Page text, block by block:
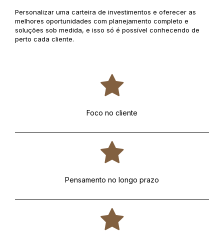
Personalizar uma carteira de investimentos e oferecer as
melhores oportunidades com planejamento completo e
soluções sob medida, e isso só é possível conhecendo de
perto cada cliente.
Foco no cliente
Pensamento no longo prazo